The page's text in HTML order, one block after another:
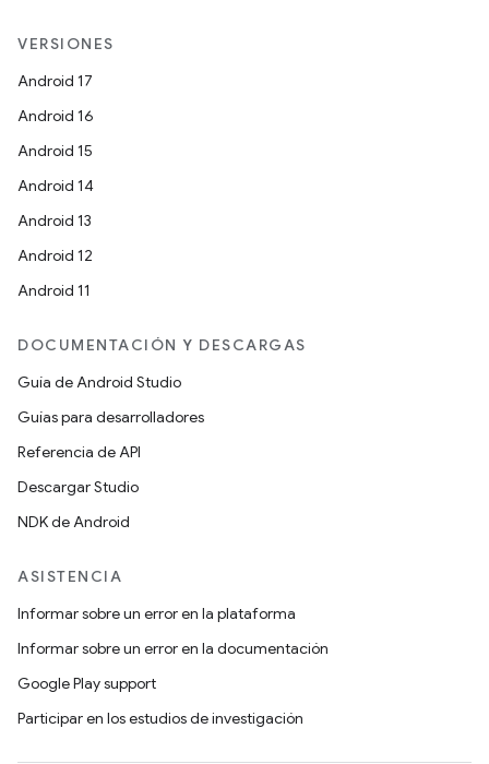
VERSIONES
Android 17
Android 16
Android 15
Android 14
Android 13
Android 12
Android 11
DOCUMENTACIÓN Y DESCARGAS
Guía de Android Studio
Guías para desarrolladores
Referencia de API
Descargar Studio
NDK de Android
ASISTENCIA
Informar sobre un error en la plataforma
Informar sobre un error en la documentación
Google Play support
Participar en los estudios de investigación